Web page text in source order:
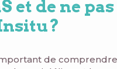
et de ne
?
de